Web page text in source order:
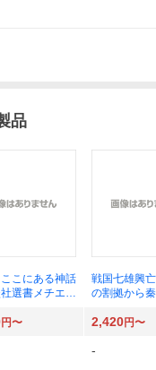
品
こにある神話
社選書メチエ
／著
戦国七雄興
の割拠から
１７３） 秋
円〜 2,420円〜
-